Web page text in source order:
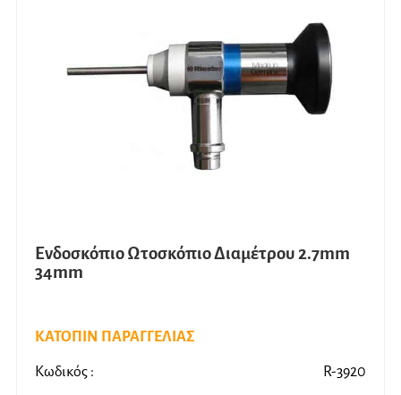
Ενδοσκόπιο Ωτοσκόπιο Διαμέτρου 2.7mm
34mm
ΚΑΤΟΠΙΝ ΠΑΡΑΓΓΕΛΙΑΣ
Κωδικός : R-3920